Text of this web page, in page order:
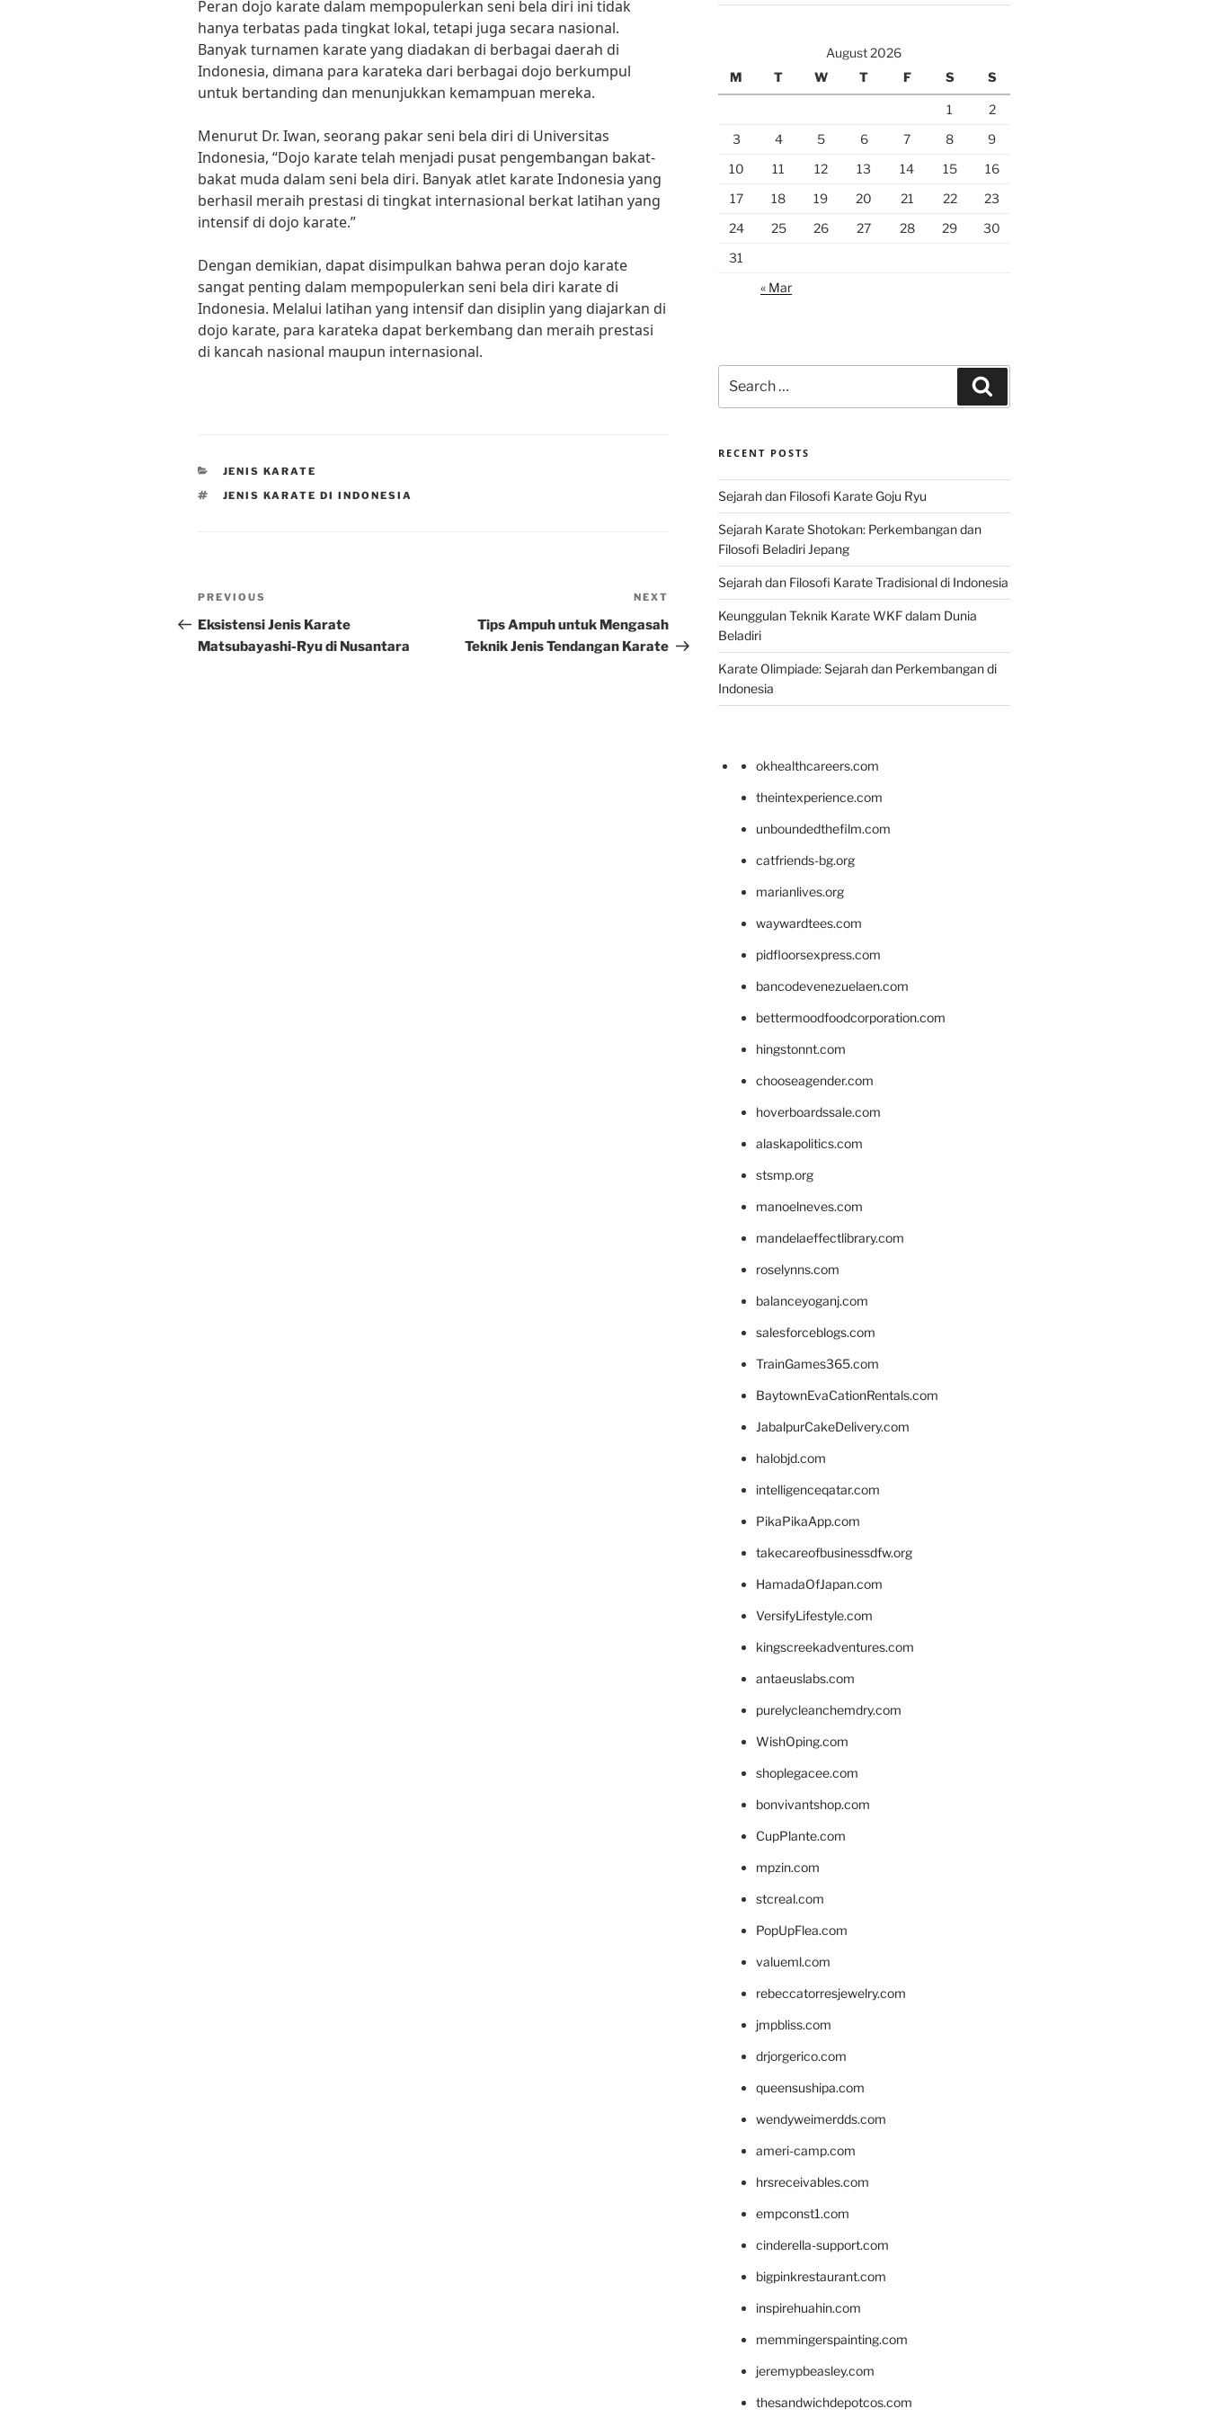
Peran dojo karate dalam mempopulerkan seni bela diri ini tidak
hanya terbatas pada tingkat lokal, tetapi juga secara nasional.
Banyak turnamen karate yang diadakan di berbagai daerah di
Indonesia, dimana para karateka dari berbagai dojo berkumpul
untuk bertanding dan menunjukkan kemampuan mereka.
Menurut Dr. Iwan, seorang pakar seni bela diri di Universitas
Indonesia, “Dojo karate telah menjadi pusat pengembangan bakat-
bakat muda dalam seni bela diri. Banyak atlet karate Indonesia yang
berhasil meraih prestasi di tingkat internasional berkat latihan yang
intensif di dojo karate.”
Dengan demikian, dapat disimpulkan bahwa peran dojo karate
sangat penting dalam mempopulerkan seni bela diri karate di
Indonesia. Melalui latihan yang intensif dan disiplin yang diajarkan di
dojo karate, para karateka dapat berkembang dan meraih prestasi
di kancah nasional maupun internasional.
CATEGORIES
JENIS KARATE
TAGS
JENIS KARATE DI INDONESIA
Post
navigation
Previous
Post
PREVIOUS
Eksistensi Jenis Karate
Matsubayashi-Ryu di Nusantara
Post
NEXT
Tips Ampuh untuk Mengasah
Teknik Jenis Tendangan Karate
August 2026
M
T W T F S S
1
2
3
4 5 6 7 8
9
10
11 12 13 14 15
16
17
18 19 20 21 22
23
24
25 26 27 28 29
30
31
« Mar
for:
RECENT POSTS
Sejarah dan Filosofi Karate Goju Ryu
Sejarah Karate Shotokan: Perkembangan dan
Filosofi Beladiri Jepang
Sejarah dan Filosofi Karate Tradisional di Indonesia
Keunggulan Teknik Karate WKF dalam Dunia
Beladiri
Karate Olimpiade: Sejarah dan Perkembangan di
Indonesia
okhealthcareers.com
theintexperience.com
unboundedthefilm.com
catfriends-bg.org
marianlives.org
waywardtees.com
pidfloorsexpress.com
bancodevenezuelaen.com
bettermoodfoodcorporation.com
hingstonnt.com
chooseagender.com
hoverboardssale.com
alaskapolitics.com
stsmp.org
manoelneves.com
mandelaeffectlibrary.com
roselynns.com
balanceyoganj.com
salesforceblogs.com
TrainGames365.com
BaytownEvaCationRentals.com
JabalpurCakeDelivery.com
halobjd.com
intelligenceqatar.com
PikaPikaApp.com
takecareofbusinessdfw.org
HamadaOfJapan.com
VersifyLifestyle.com
kingscreekadventures.com
antaeuslabs.com
purelycleanchemdry.com
WishOping.com
shoplegacee.com
bonvivantshop.com
CupPlante.com
mpzin.com
stcreal.com
PopUpFlea.com
valueml.com
rebeccatorresjewelry.com
jmpbliss.com
drjorgerico.com
queensushipa.com
wendyweimerdds.com
ameri-camp.com
hrsreceivables.com
empconst1.com
cinderella-support.com
bigpinkrestaurant.com
inspirehuahin.com
memmingerspainting.com
jeremypbeasley.com
thesandwichdepotcos.com